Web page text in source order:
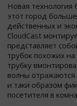
Новая
этот город
действенных и
CloudCast
представляет
трубок похожих
трубку
волны
и таки образом
посетителя в